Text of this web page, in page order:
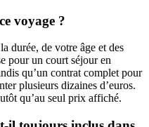
voyage ?
durée, de votre âge et des
pour un court séjour en
qu’un contrat complet pour
plusieurs dizaines d’euros.
qu’au seul prix affiché.